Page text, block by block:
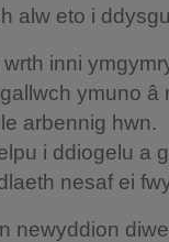
alw eto i
inni
ymuno â
arbennig hwn.
i ddiogelu a
nesaf ei
newyddion